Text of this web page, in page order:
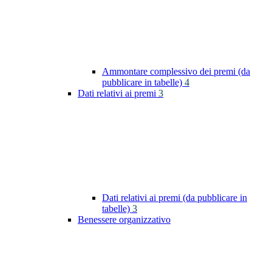
Ammontare complessivo dei premi (da
pubblicare in tabelle) 4
Dati relativi ai premi 3
Dati relativi ai premi (da pubblicare in
tabelle) 3
Benessere organizzativo